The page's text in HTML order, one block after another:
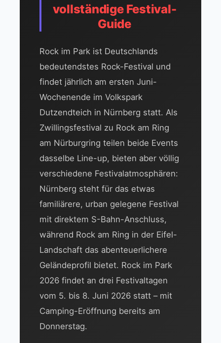
vollständige Festival-
Guide
Rock im Park ist Deutschlands
bedeutendstes Rock-Festival und
findet jährlich am ersten Juni-
Wochenende im Volkspark
Dutzendteich in Nürnberg statt. Als
Zwillingsfestival zu Rock am Ring
am Nürburgring teilen beide Events
dasselbe Line-up, bieten aber völlig
verschiedene Festivalatmosphären:
Nürnberg steht für das etwas
familiärere, urban gelegene Festival
mit direktem S-Bahn-Anschluss,
während Rock am Ring in der Eifel-
Landschaft das abenteuerlichere
Geländeprofil bietet. Rock im Park
2026 findet an drei Festivaltagen
vom 5. bis 8. Juni 2026 statt – mit
Camping-Eröffnung bereits am
Donnerstag.